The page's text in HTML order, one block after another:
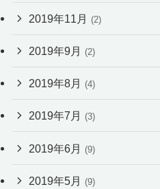
2019年11月 (2)
2019年9月 (2)
2019年8月 (4)
2019年7月 (3)
2019年6月 (9)
2019年5月 (9)